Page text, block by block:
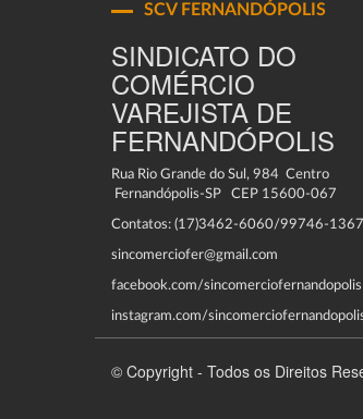
SCV FERNANDÓPOLIS
SINDICATO DO
COMÉRCIO
VAREJISTA DE
FERNANDÓPOLIS
Rua Rio Grande do Sul, 984 Centro
Fernandópolis-SP CEP 15600-067
Contatos: (17)3462-6060/99746-1367
sincomerciofer@gmail.com
facebook.com/sincomerciofernandopolis
instagram.com/
© Copyright - Todos os Direitos